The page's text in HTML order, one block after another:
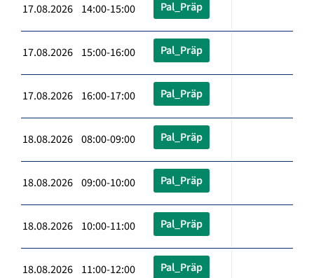
17.08.2026 14:00-15:00 Pal_Präp
17.08.2026 15:00-16:00 Pal_Präp
17.08.2026 16:00-17:00 Pal_Präp
18.08.2026 08:00-09:00 Pal_Präp
18.08.2026 09:00-10:00 Pal_Präp
18.08.2026 10:00-11:00 Pal_Präp
18.08.2026 11:00-12:00 Pal_Präp